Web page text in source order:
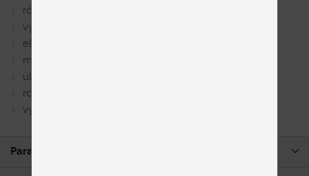
rôzne kategórie kože a látky
výber tvrdosti sedenia
elektrická, manuálna relaxačná funkcia
možnosť vyrobiť na mieru
úložný priestor
rozklad na lôžko
výber výšky sedenia
Parametre produktu